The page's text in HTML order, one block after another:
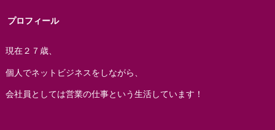
プロフィール
現在２７歳、
個人でネットビジネスをしながら、
会社員としては営業の仕事という生活しています！